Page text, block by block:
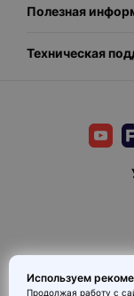
Полезная
Техническая
Используем
Продолжая работу с